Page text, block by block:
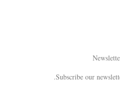
Subscribe our